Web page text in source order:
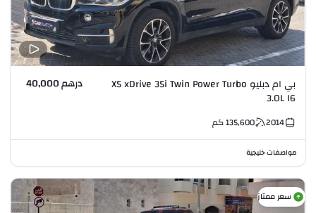
بي ام دبليو X5 xDrive 35i Twin Power Turbo
3.0L I6
درهم 40,000
2014
135,600كم
مواصفات خليجية
سعر ممتاز